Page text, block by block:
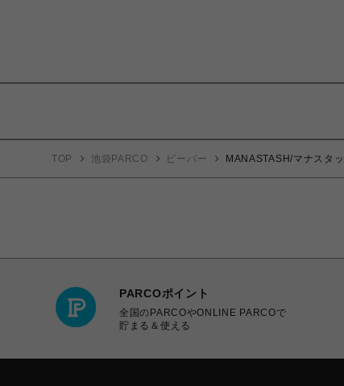
TOP 池袋PARCO ビーバー MANASTASH/マナスタ
PARCOポイント
全国のPARCOやONLINE PARCOで
貯まる＆使える